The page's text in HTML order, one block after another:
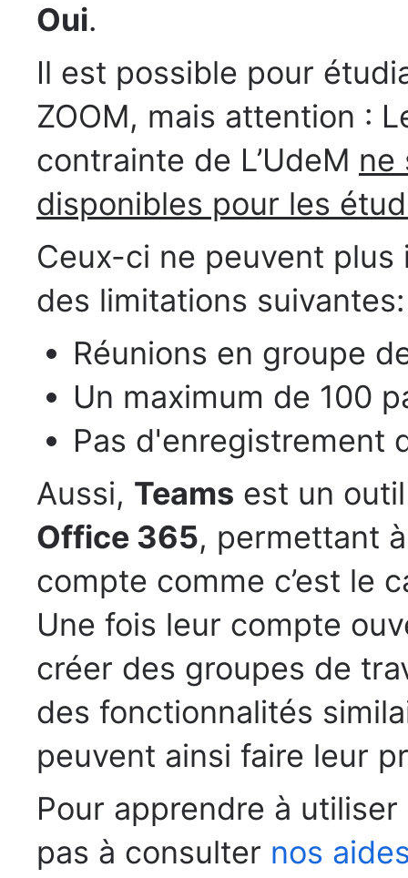
Oui.
Il est possible pour
ZOOM, mais attention :
contrainte de L’UdeM ne
disponibles pour les
Ceux-ci ne peuvent
des limitations suivantes:
Réunions en groupe
Un maximum de 100
Pas d'enregistrement
Aussi, Teams est un
Office 365, permettant
compte comme c’est le
Une fois leur compte
créer des groupes de
des fonctionnalités
peuvent ainsi faire leur
Pour apprendre à
pas à consulter nos